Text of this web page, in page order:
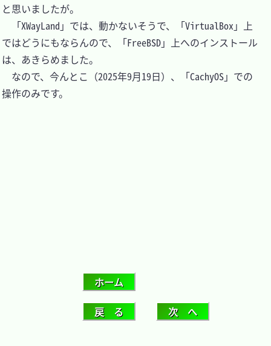
と思いましたが。
「XWayLand」では、動かないそうで、「VirtualBox」上
ではどうにもならんので、「FreeBSD」上へのインストール
は、あきらめました。
なので、今んとこ（2025年9月19日）、「CachyOS」での
操作のみです。